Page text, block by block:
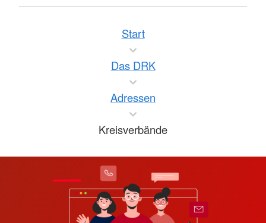
Start
Das DRK
Adressen
Kreisverbände